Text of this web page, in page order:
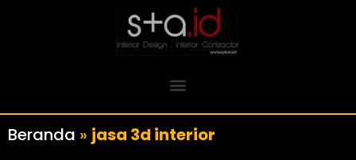
Beranda » jasa 3d interior